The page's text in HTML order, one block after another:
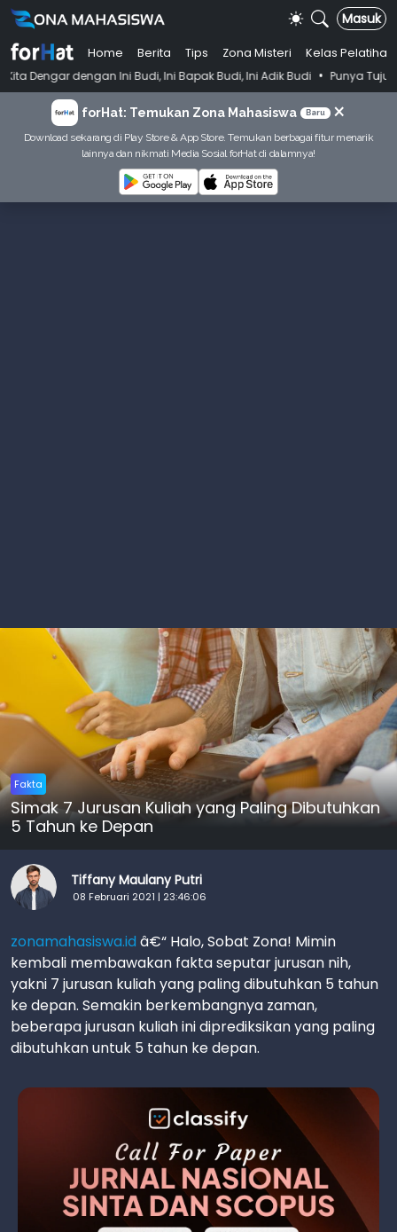
Masuk
Home Berita Tips Zona Misteri
Kelas Pelatihan
Ini Budi, Ini Bapak Budi, Ini Adik Budi • Punya Tujuan Dekatkan
forHat: Temukan Zona Mahasiswa Baru ×
Download sekarang di Play Store & App Store. Temukan berbagai fitur menarik
lainnya dan nikmati Media Sosial forHat di dalamnya!
Fakta
Simak 7 Jurusan Kuliah yang Paling Dibutuhkan
5 Tahun ke Depan
Tiffany Maulany Putri
08 Februari 2021 | 23:46:06
zonamahasiswa.id â€“ Halo, Sobat Zona! Mimin
kembali membawakan fakta seputar jurusan nih,
yakni 7 jurusan kuliah yang paling dibutuhkan 5 tahun
ke depan. Semakin berkembangnya zaman,
beberapa jurusan kuliah ini diprediksikan yang paling
dibutuhkan untuk 5 tahun ke depan.